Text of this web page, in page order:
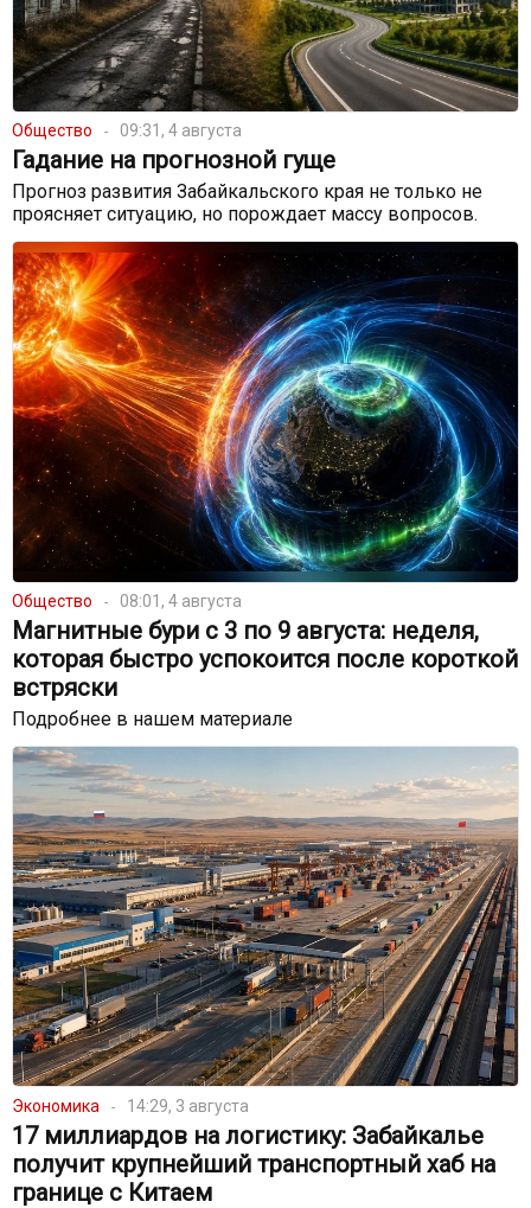
Общество 09:31, 4 августа
Гадание на прогнозной гуще
Прогноз развития Забайкальского края не только не
проясняет ситуацию, но порождает массу вопросов.
Общество 08:01, 4 августа
Магнитные бури с 3 по 9 августа: неделя,
которая быстро успокоится после короткой
встряски
Подробнее в нашем материале
Экономика 14:29, 3 августа
17 миллиардов на логистику: Забайкалье
получит крупнейший транспортный хаб на
границе с Китаем